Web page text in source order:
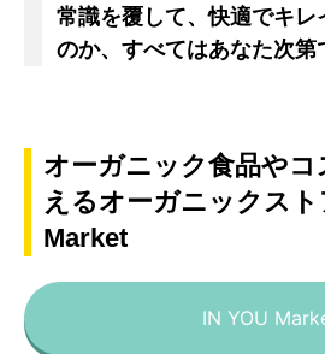
常識を覆して、快適でキ
のか、すべてはあなた次第
オーガニック食品や
えるオーガニックスト
Market
IN YOU